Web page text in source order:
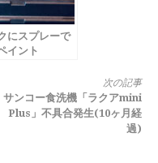
にスプレーで
イント
次の記事
サンコー食洗機「ラクアmini
Plus」不具合発生(10ヶ月経
過)